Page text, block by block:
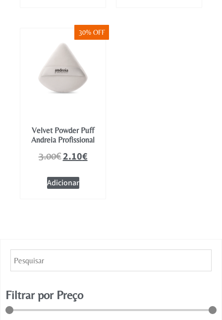
30% OFF
Velvet Powder Puff
Andreia Profissional
3.00€2.10€
Adicionar
Filtrar por Preço